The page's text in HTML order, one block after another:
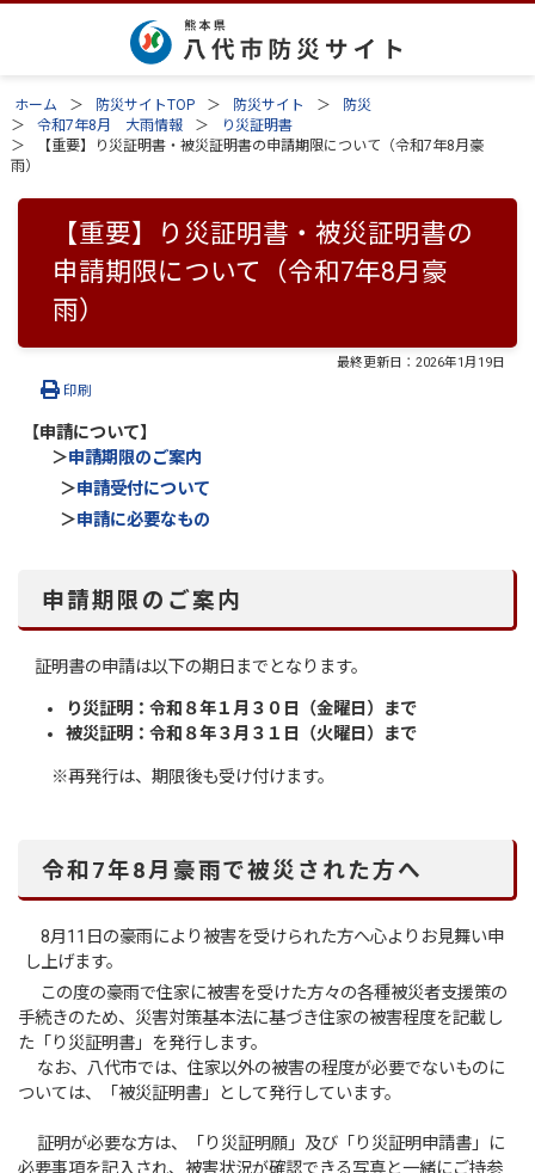
ホーム 防災サイトTOP 防災サイト
防災
令和7年8月 大雨情報
り災証明書
【重要】り災証明書・被災証明書の申請期限について（令和7年8月豪
雨）
【重要】り災証明書・被災証明書の
申請期限について（令和7年8月豪
雨）
最終更新日： 2026年1月19日
印刷
【申請について】
＞申請期限のご案内
＞申請受付について
＞申請に必要なもの
申請期限のご案内
証明書の申請は以下の期日までとなります。
り災証明：令和８年１月３０日（金曜日）まで
被災証明：令和８年３月３１日（火曜日） まで
※再発行は、期限後も受け付けます。
令和7年8月豪雨で被災された方へ
8月11日の豪雨により被害を受けられた方へ心よりお見舞い申
し上げます。
この度の豪雨で住家に被害を受けた方々の各種被災者支援策の
手続きのため、災害対策基本法に基づき住家の被害程度を記載し
た「り災証明書」を発行します。
なお、八代市では、住家以外の被害の程度が必要でないものに
ついては、「被災証明書」として発行しています。
証明が必要な方は、「り災証明願」及び「り災証明申請書」に
必要事項を記入され、被害状況が確認できる写真と一緒にご持参